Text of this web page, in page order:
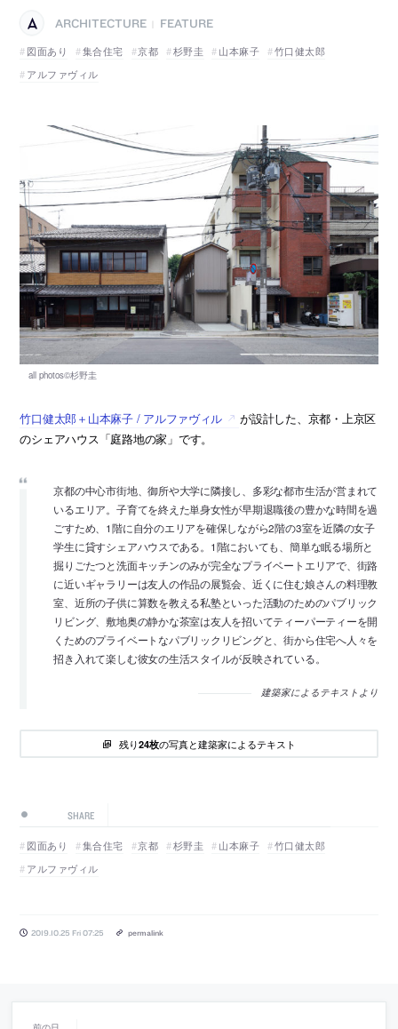
ARCHITECTURE
FEATURE
図面あり
集合住宅 京都 杉野圭 山本麻子
竹口健太郎
アルファヴィル
竹口健太郎＋山本麻子 / アルファヴィル
が設計した、京都・上京区
のシェアハウス「庭路地の家」です。
京都の中心市街地、御所や大学に隣接し、多彩な都市生活が営まれて
いるエリア。子育てを終えた単身女性が早期退職後の豊かな時間を過
ごすため、1階に自分のエリアを確保しながら2階の3室を近隣の女子
学生に貸すシェアハウスである。1階においても、簡単な眠る場所と
掘りごたつと洗面キッチンのみが完全なプライベートエリアで、街路
に近いギャラリーは友人の作品の展覧会、近くに住む娘さんの料理教
室、近所の子供に算数を教える私塾といった活動のためのパブリック
リビング、敷地奥の静かな茶室は友人を招いてティーパーティーを開
くためのプライベートなパブリックリビングと、街から住宅へ人々を
招き入れて楽しむ彼女の生活スタイルが反映されている。
建築家によるテキストより
残り24枚の写真と建築家によるテキスト
SHARE
図面あり 集合住宅 京都 杉野圭 山本麻子
竹口健太郎
アルファヴィル
2019.10.25 Fri 07:25 permalink